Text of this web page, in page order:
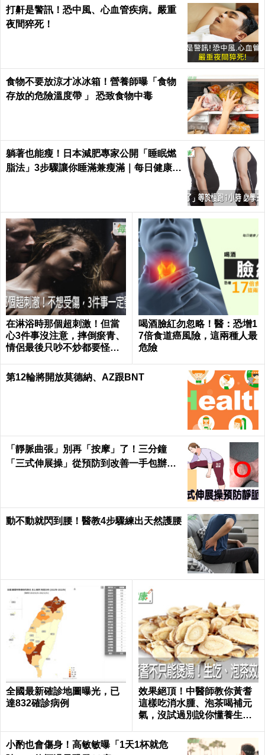
打鼾是警訊！恐中風、心血管疾病。嚴重
夜間猝死！
食物不要放涼才冰冰箱！營養師曝「食物
存放的危險溫度帶 」 恐致食物中毒
躺著也能瘦！日本減肥專家公開「睡眠燃
脂法」3步驟讓你睡滿兼瘦滿｜每日健康 H
在淋浴時那個超刺激！但當
心3件事沒注意，摔倒瘀青、
情侶最後只吵不炒都要怪自
喝酒臉紅勿忽略！醫：恐增1
7倍食道癌風險，這兩種人最
危險
第12輪將開放莫德納、AZ跟BNT
「靜脈曲張」別再「按摩」了！三分鐘
「三式伸展操」從預防到改善一手包辦｜
動不動就閃到腰！醫教4步驟練出天然護腰
全國最新確診地圖曝光，已
達832確診病例
效果絕頂！中醫師教你黃耆
這樣吃消水腫、泡茶喝補元
氣，沒試過別說你懂養生｜
小酌也會傷身！高敏敏曝「1天1杯就危